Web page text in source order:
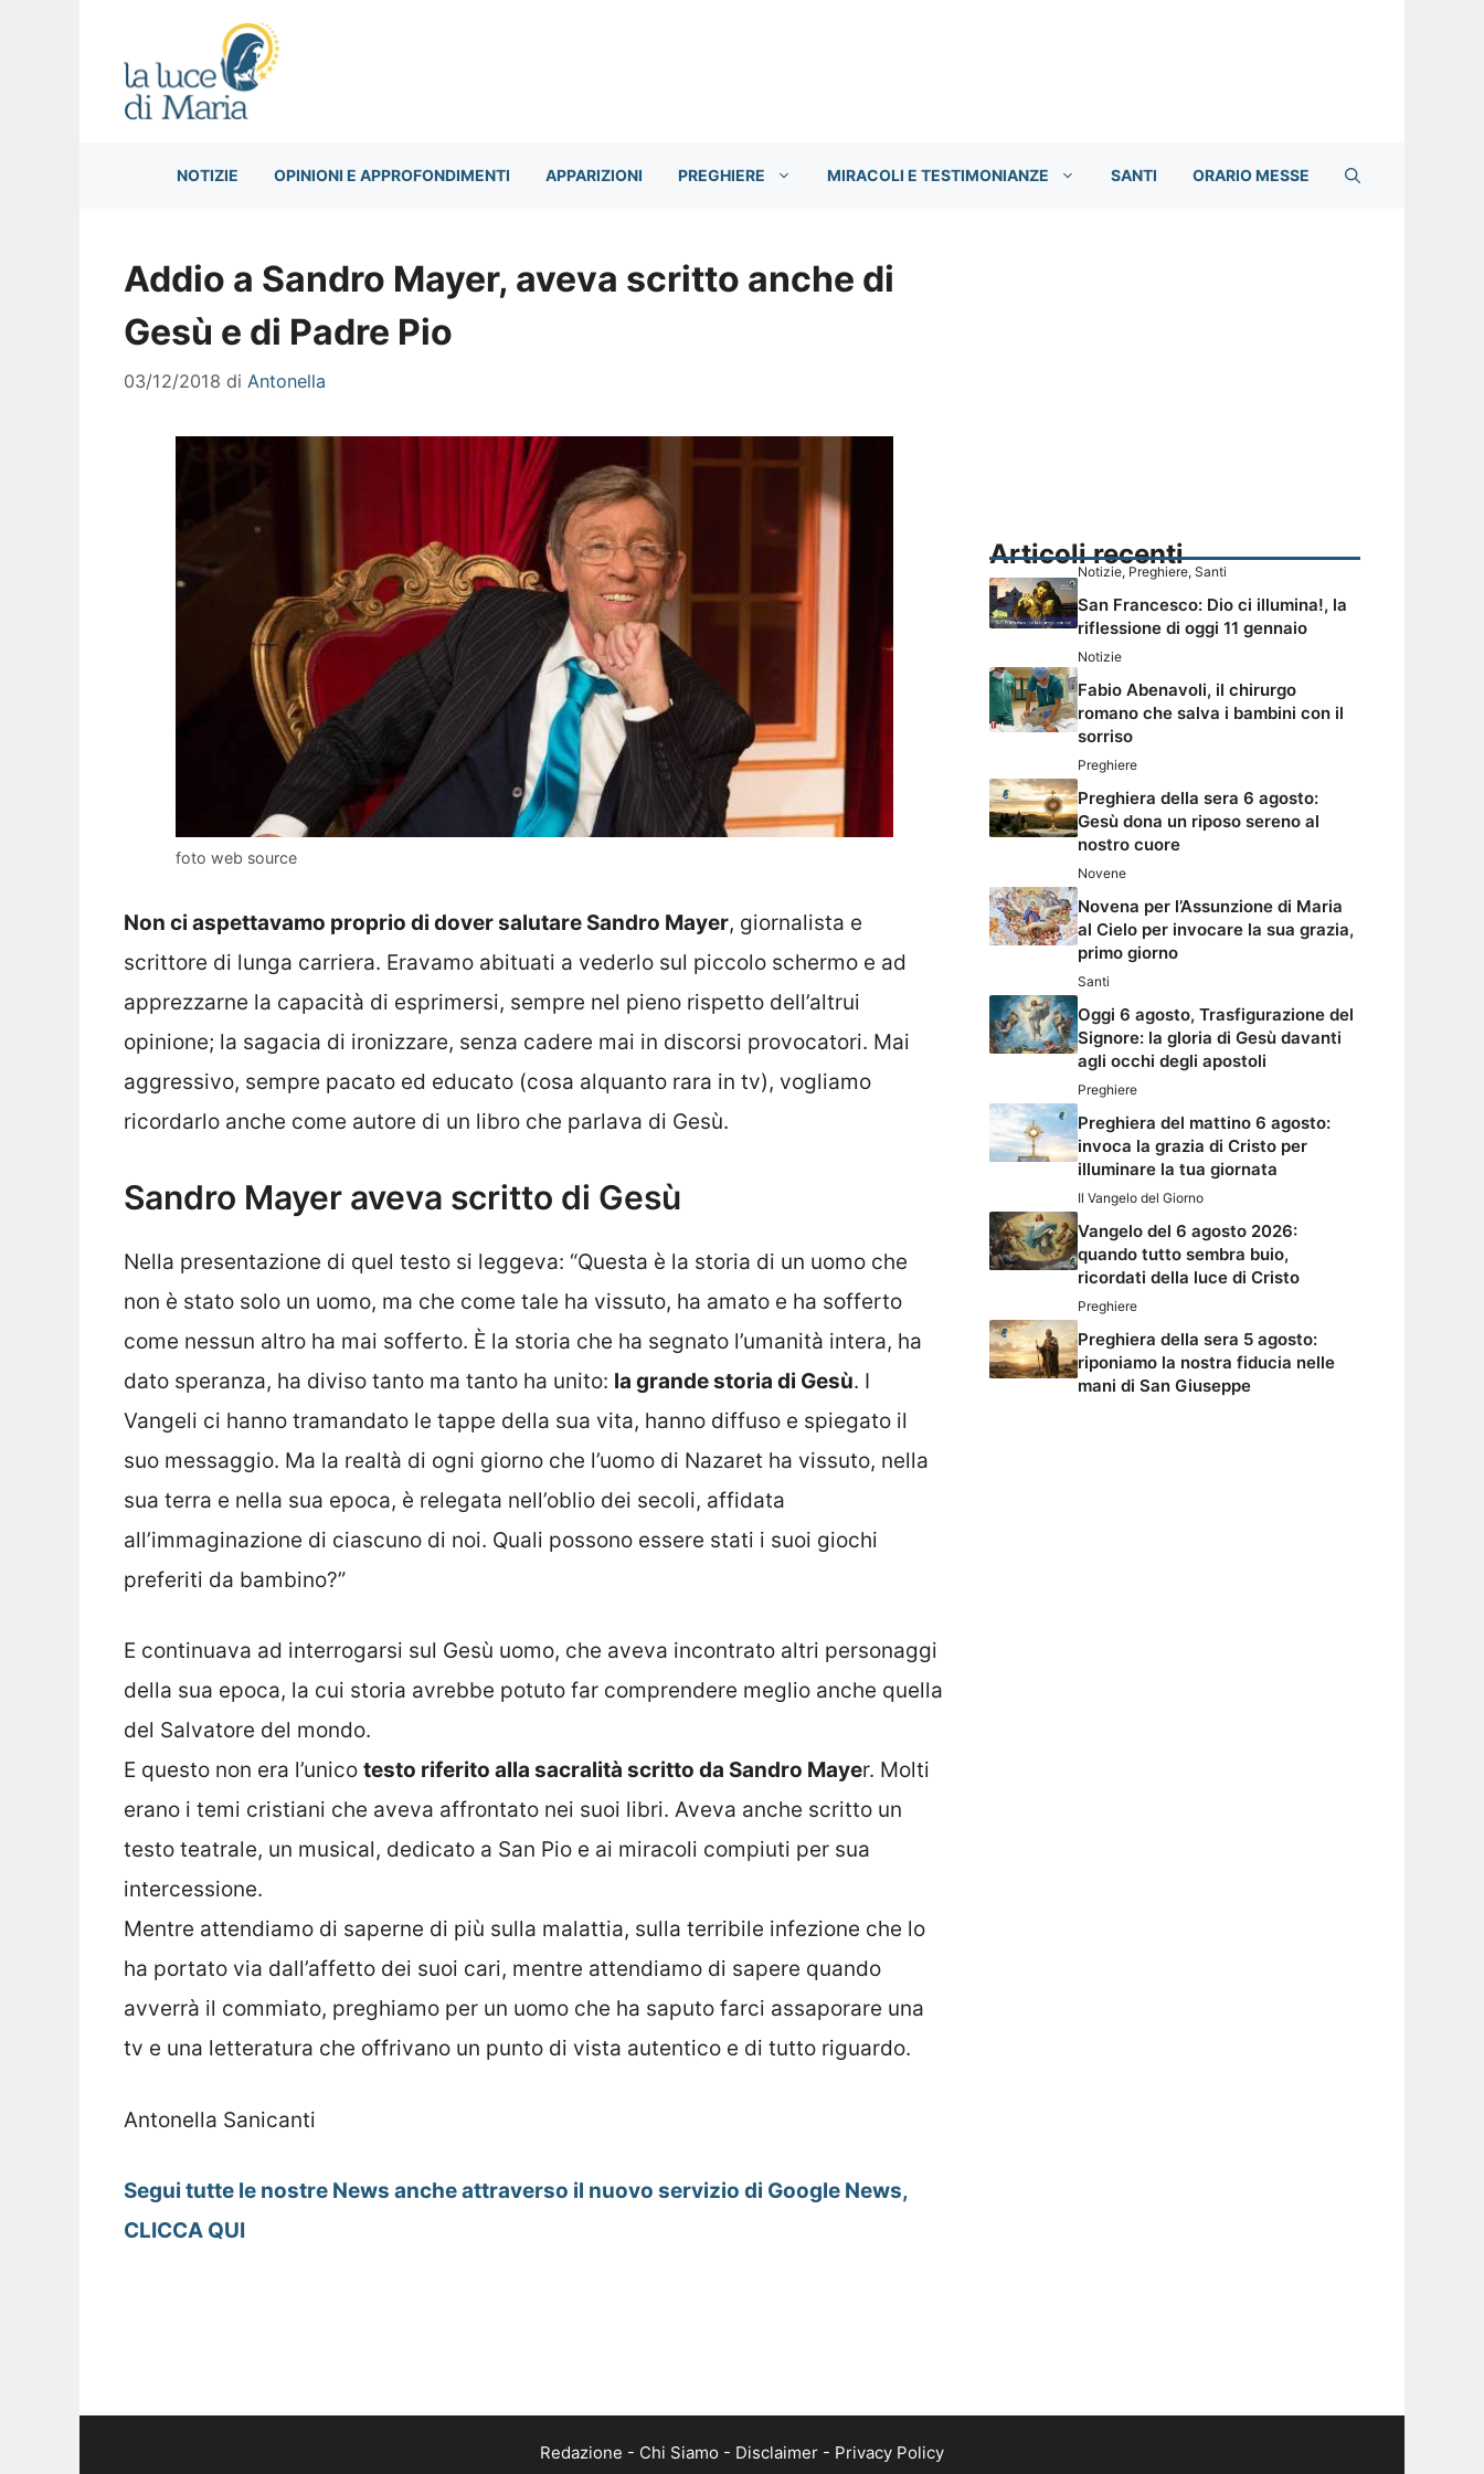
NOTIZIE OPINIONI E APPROFONDIMENTI APPARIZIONI PREGHIERE MIRACOLI E TESTIMONIANZE SANTI ORARIO MESSE
Addio a Sandro Mayer, aveva scritto anche di
Gesù e di Padre Pio
03/12/2018 di Antonella
foto web source
Non ci aspettavamo proprio di dover salutare Sandro Mayer, giornalista e
scrittore di lunga carriera. Eravamo abituati a vederlo sul piccolo schermo e ad
apprezzarne la capacità di esprimersi, sempre nel pieno rispetto dell’altrui
opinione; la sagacia di ironizzare, senza cadere mai in discorsi provocatori. Mai
aggressivo, sempre pacato ed educato (cosa alquanto rara in tv), vogliamo
ricordarlo anche come autore di un libro che parlava di Gesù.
Sandro Mayer aveva scritto di Gesù
Nella presentazione di quel testo si leggeva: “Questa è la storia di un uomo che
non è stato solo un uomo, ma che come tale ha vissuto, ha amato e ha sofferto
come nessun altro ha mai sofferto. È la storia che ha segnato l’umanità intera, ha
dato speranza, ha diviso tanto ma tanto ha unito: la grande storia di Gesù. I
Vangeli ci hanno tramandato le tappe della sua vita, hanno diffuso e spiegato il
suo messaggio. Ma la realtà di ogni giorno che l’uomo di Nazaret ha vissuto, nella
sua terra e nella sua epoca, è relegata nell’oblio dei secoli, affidata
all’immaginazione di ciascuno di noi. Quali possono essere stati i suoi giochi
preferiti da bambino?”
E continuava ad interrogarsi sul Gesù uomo, che aveva incontrato altri personaggi
della sua epoca, la cui storia avrebbe potuto far comprendere meglio anche quella
del Salvatore del mondo.
E questo non era l’unico testo riferito alla sacralità scritto da Sandro Mayer. Molti
erano i temi cristiani che aveva affrontato nei suoi libri. Aveva anche scritto un
testo teatrale, un musical, dedicato a San Pio e ai miracoli compiuti per sua
intercessione.
Mentre attendiamo di saperne di più sulla malattia, sulla terribile infezione che lo
ha portato via dall’affetto dei suoi cari, mentre attendiamo di sapere quando
avverrà il commiato, preghiamo per un uomo che ha saputo farci assaporare una
tv e una letteratura che offrivano un punto di vista autentico e di tutto riguardo.
Antonella Sanicanti
Segui tutte le nostre News anche attraverso il nuovo servizio di Google News,
CLICCA QUI
Articoli recenti
Notizie, Preghiere, Santi
San Francesco: Dio ci illumina!, la
riflessione di oggi 11 gennaio
Notizie
Fabio Abenavoli, il chirurgo
romano che salva i bambini con il
sorriso
Preghiere
Preghiera della sera 6 agosto:
Gesù dona un riposo sereno al
nostro cuore
Novene
Novena per l’Assunzione di Maria
al Cielo per invocare la sua grazia,
primo giorno
Santi
Oggi 6 agosto, Trasfigurazione del
Signore: la gloria di Gesù davanti
agli occhi degli apostoli
Preghiere
Preghiera del mattino 6 agosto:
invoca la grazia di Cristo per
illuminare la tua giornata
Il Vangelo del Giorno
Vangelo del 6 agosto 2026:
quando tutto sembra buio,
ricordati della luce di Cristo
Preghiere
Preghiera della sera 5 agosto:
riponiamo la nostra fiducia nelle
mani di San Giuseppe
Redazione - Chi Siamo - Disclaimer - Privacy Policy